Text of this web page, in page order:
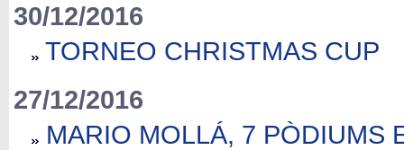
30/12/2016
TORNEO CHRISTMAS CUP
27/12/2016
MARIO MOLLÁ, 7 PÒDIUMS